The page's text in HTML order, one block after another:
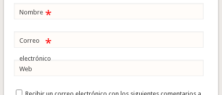
Nombre *
Correo
electrónico
*
Web